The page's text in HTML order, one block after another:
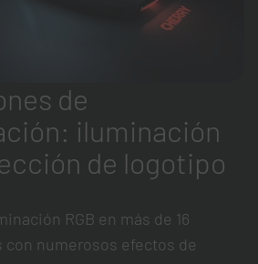
de
iluminación
de logotipo
RGB en más de 16
con numerosos efectos de